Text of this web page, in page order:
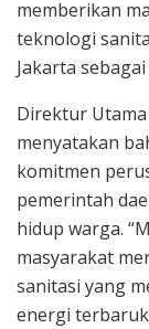
memberikan
teknologi
Jakarta
Direktur Utama
menyatakan
komitmen
pemerintah
hidup warga.
masyarakat
sanitasi yang
energi